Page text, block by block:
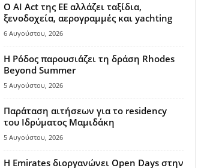
Ο AI Act της ΕΕ αλλάζει ταξίδια,
ξενοδοχεία, αερογραμμές και yachting
6 Αυγούστου, 2026
Η Ρόδος παρουσιάζει τη δράση Rhodes
Beyond Summer
5 Αυγούστου, 2026
Παράταση αιτήσεων για το residency
του Ιδρύματος Μαμιδάκη
5 Αυγούστου, 2026
Η Emirates διοργανώνει Open Days στην